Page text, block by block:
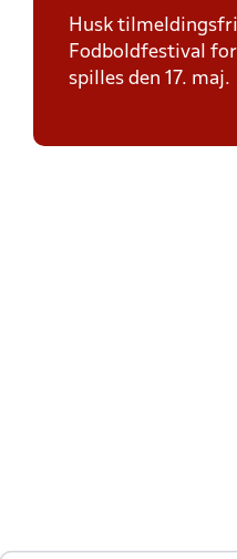
Husk
Fodboldfestival
spilles den 17. maj.